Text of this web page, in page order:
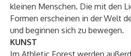
kleinen Menschen. Die mit den
Formen erscheinen in der Welt
und beginnen sich zu bewegen.
KUNST
Im Athletic Forest werden